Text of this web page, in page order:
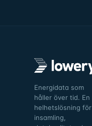
Energidata som
håller över tid. En
helhetslösning för
insamling,